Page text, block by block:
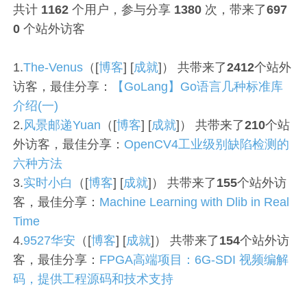
共计 1162 个用户，参与分享 1380 次，带来了697
0 个站外访客
1.The-Venus （[博客] [成就]） 共带来了2412个站外
访客，最佳分享：
【GoLang】Go语言几种标准库
介绍(一)
2.风景邮递Yuan （[博客] [成就]） 共带来了210个站
外访客，最佳分享： OpenCV4工业级别缺陷检测的
六种方法
3.实时小白 （[博客] [成就]） 共带来了155个站外访
客，最佳分享： Machine Learning with Dlib in Real
Time
4.9527华安 （[博客] [成就]） 共带来了154个站外访
客，最佳分享： FPGA高端项目：6G-SDI 视频编解
码，提供工程源码和技术支持